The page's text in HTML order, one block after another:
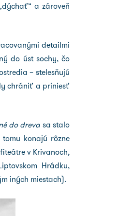
a zároveň
detailmi
do úst sochy, čo
– stelesňujú
chrániť a priniesť
do dreva sa stalo
konajú rôzne
v Krivanoch,
Hrádku,
iných miestach).